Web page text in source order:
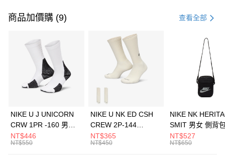
信用卡一次付款
3 期 0 利率 每期 21家銀行
合作金庫商業銀行
第一商業銀行
華南商業銀行
彰化商業銀行
上海商業儲蓄銀行
元大商業銀行
Apple Pay
全盈+PAY
AFTEE先享後付
商品加價購 (9) 查看全部
NIKE U J UNICORN
CRW 1PR -160 男女
中統襪 FZ3393100
NT$446
NT$550
NIKE U NK ED CSH
CREW 2P-144
EMBRDY 男女 短統襪
FZ3073133
NT$365
NT$450
NIKE NK
SMIT 男女 側背
BA5871010
NT$527
NT$650